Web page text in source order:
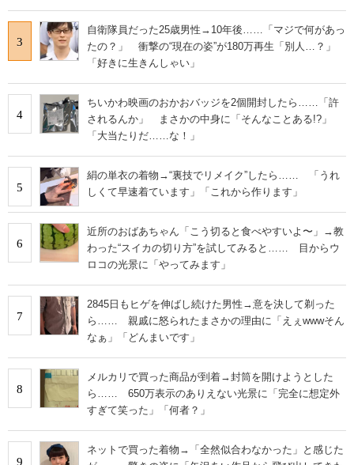
3
自衛隊員だった25歳男性→10年後……「マジで何があっ
たの？」 衝撃の“現在の姿”が180万再生「別人…？」
「好きに生きんしゃい」
4
ちいかわ映画のおかおバッジを2個開封したら……「許
されるんか」 まさかの中身に「そんなことある!?」
「大当たりだ……な！」
5
絹の単衣の着物→“裏技でリメイク”したら…… 「うれ
しくて早速着ています」「これから作ります」
6
近所のおばあちゃん「こう切ると食べやすいよ〜」→教
わった“スイカの切り方”を試してみると…… 目からウ
ロコの光景に「やってみます」
7
2845日もヒゲを伸ばし続けた男性→意を決して剃った
ら…… 親戚に怒られたまさかの理由に「えぇwwwそん
なぁ」「どんまいです」
8
メルカリで買った商品が到着→封筒を開けようとした
ら…… 650万表示のありえない光景に「完全に想定外
すぎて笑った」「何者？」
9
ネットで買った着物→「全然似合わなかった」と感じた